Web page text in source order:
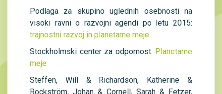
Podlaga za skupino uglednih osebnosti na
visoki ravni o razvojni agendi po letu 2015:
trajnostni razvoj in planetarne meje
Stockholmski center za odpornost: Planetarne
meje
Steffen, Will & Richardson, Katherine &
Rockström, Johan & Cornell, Sarah & Fetzer,